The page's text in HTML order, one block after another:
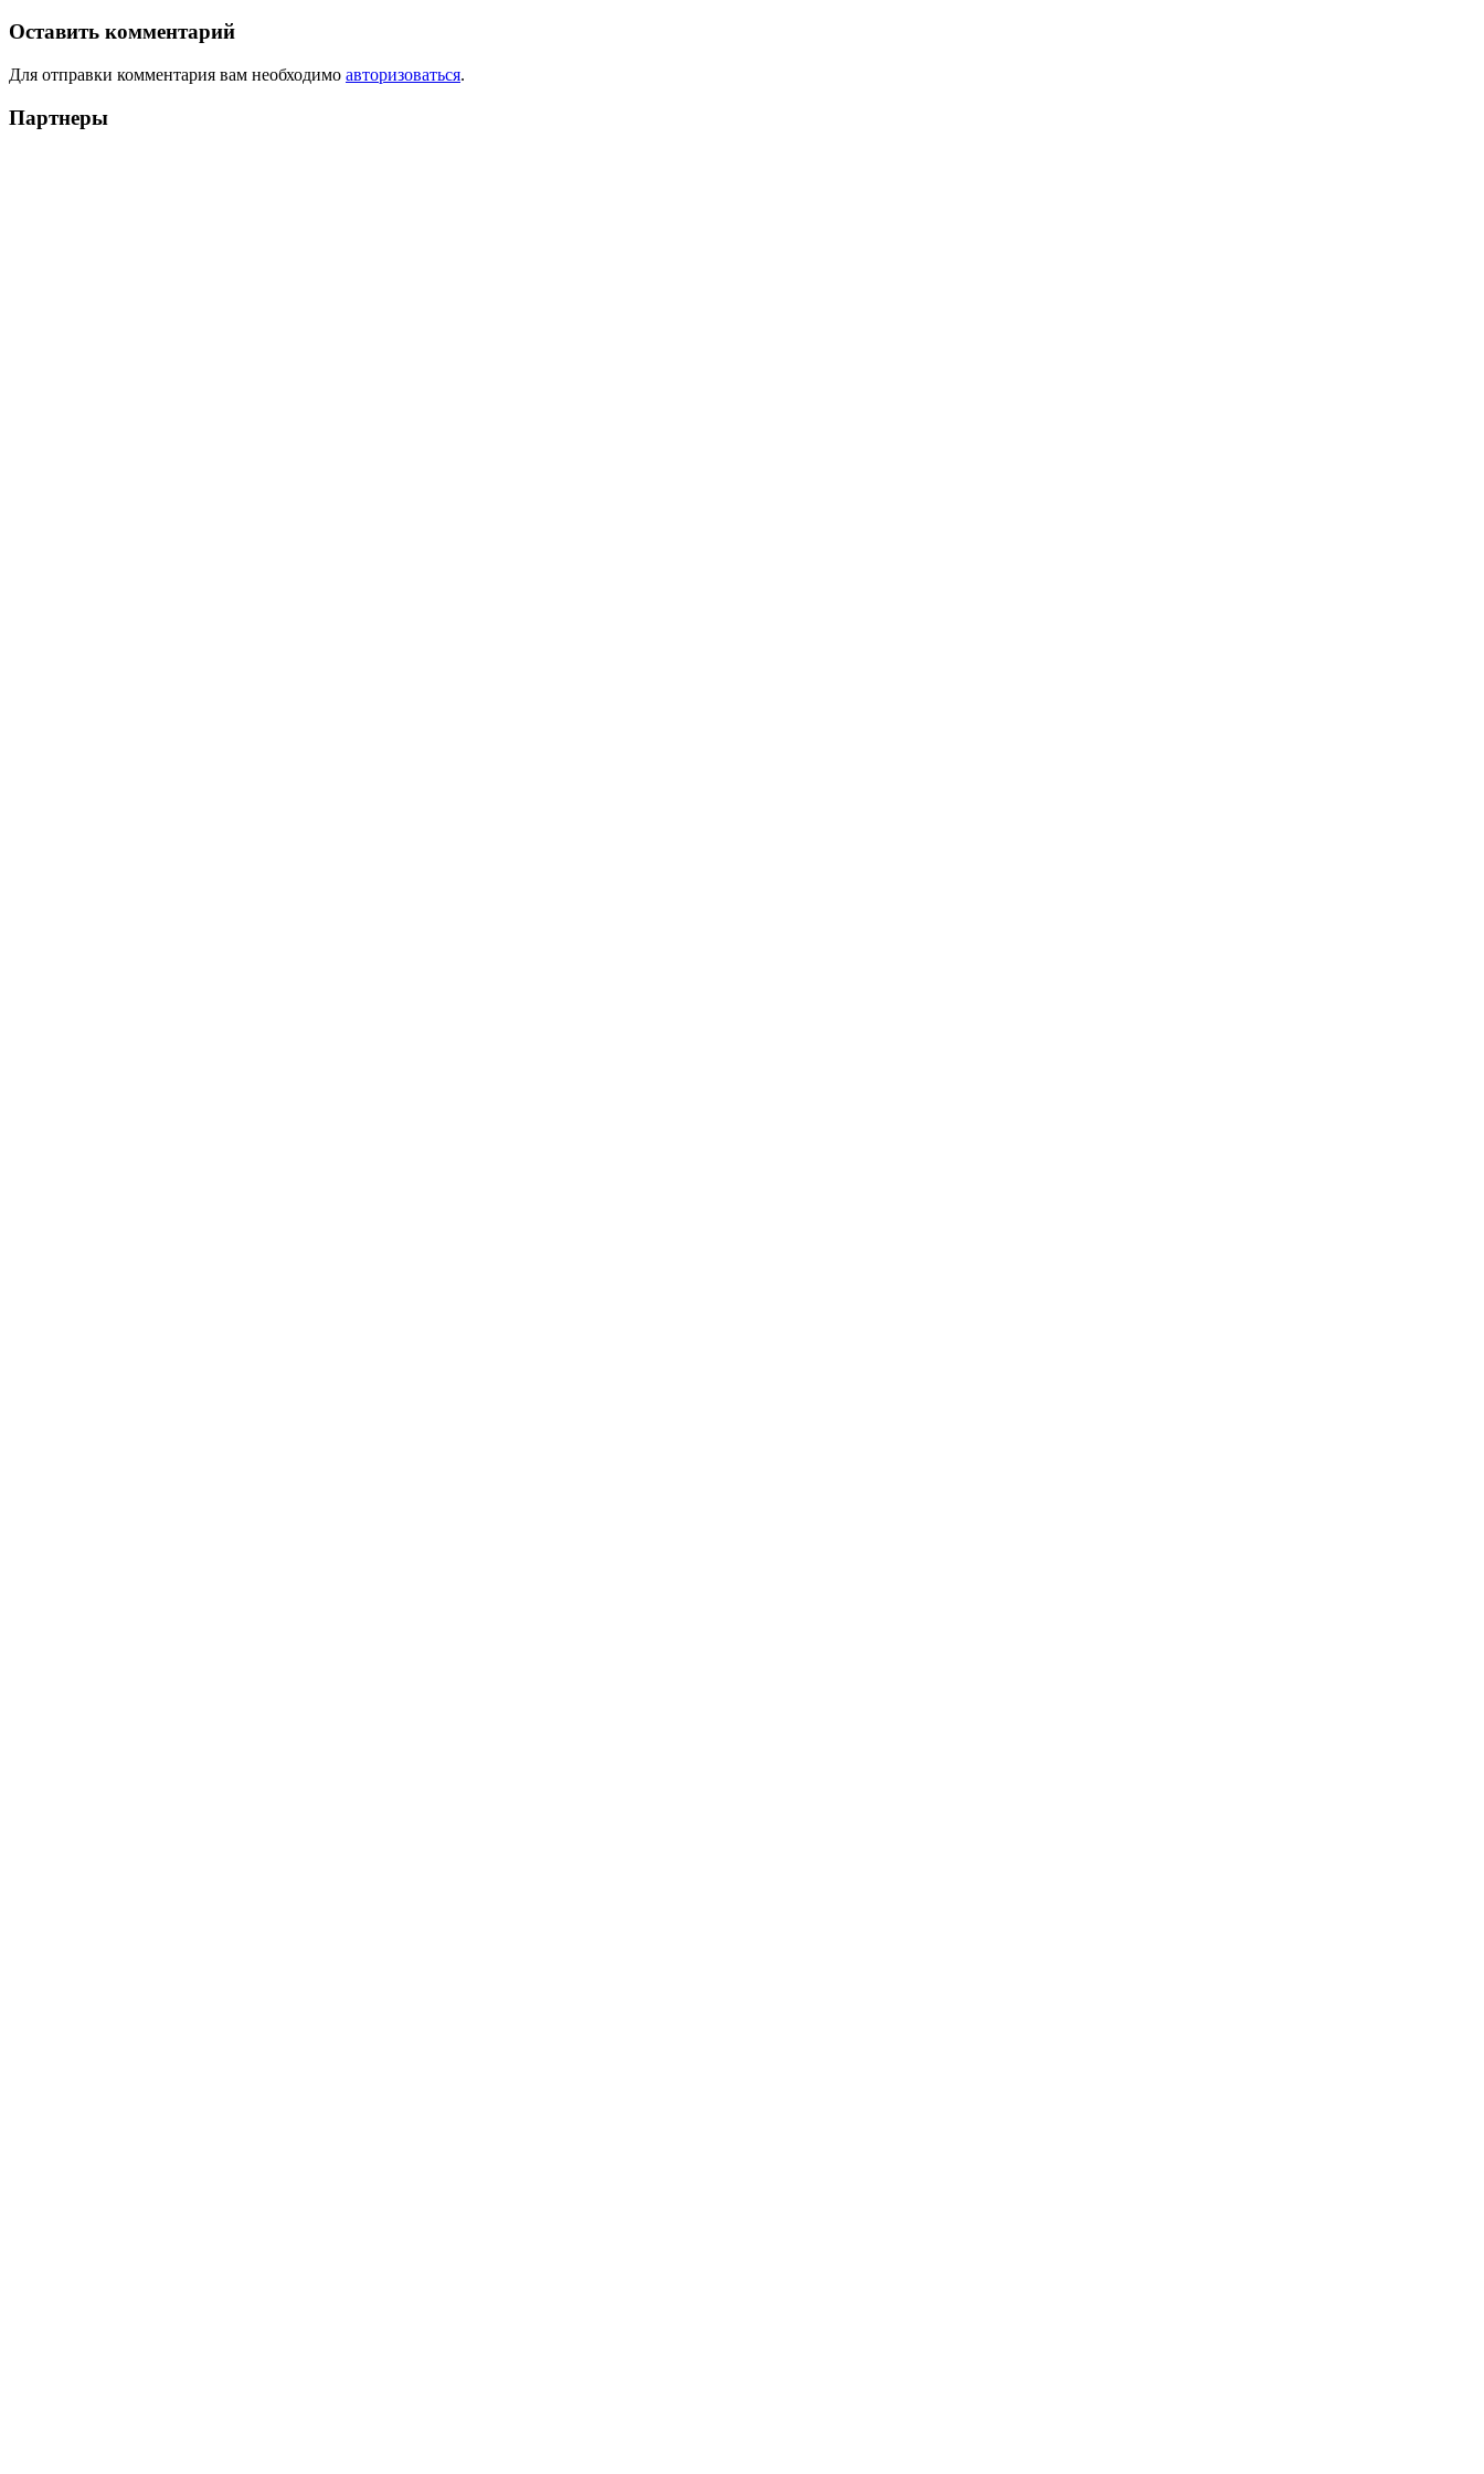
Оставить комментарий
Для отправки комментария вам необходимо авторизоваться.
Партнеры